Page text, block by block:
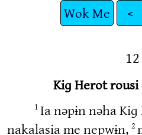
Wok Me <
12
Kiɡ Herot rousi
1 Ia nəpɨn nəha
nakalasia me nepwɨn, 2